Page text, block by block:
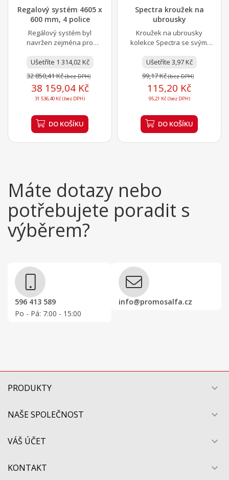
Regalový systém 4605 x
600 mm, 4 police
Regálový systém byl
navržen zejména pro
provozech. Pyšní se silnou...
Ušetříte 1 314,02 Kč
32 850,41 Kč(bez DPH)
38 159,04 Kč
31 536,40 Kč (bez DPH)
DO KOŠÍKU
Spectra kroužek na
ubrousky
Kroužek na ubrousky
kolekce Spectra se svými
průsvitností a elegantními...
Ušetříte 3,97 Kč
99,17 Kč(bez DPH)
115,20 Kč
95,21 Kč (bez DPH)
DO KOŠÍKU
Máte dotazy nebo
potřebujete poradit s
výběrem?
596 413 589
Po - Pá: 7:00 - 15:00
info@promosalfa.cz
PRODUKTY 
NAŠE SPOLEČNOST 
VÁŠ ÚČET 
KONTAKT 